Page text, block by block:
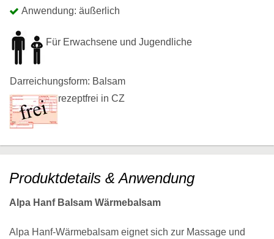
Anwendung: äußerlich
Für Erwachsene und Jugendliche
Darreichungsform: Balsam
rezeptfrei in CZ
Produktdetails & Anwendung
Alpa Hanf Balsam Wärmebalsam
Alpa Hanf-Wärmebalsam eignet sich zur Massage und